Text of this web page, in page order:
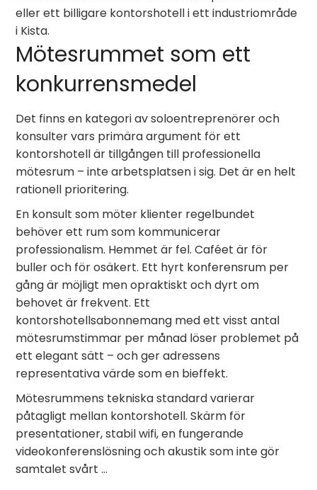
eller ett billigare kontorshotell i ett industriområde
i Kista.
Mötesrummet som ett
konkurrensmedel
Det finns en kategori av soloentreprenörer och
konsulter vars primära argument för ett
kontorshotell är tillgången till professionella
mötesrum – inte arbetsplatsen i sig. Det är en helt
rationell prioritering.
En konsult som möter klienter regelbundet
behöver ett rum som kommunicerar
professionalism. Hemmet är fel. Caféet är för
buller och för osäkert. Ett hyrt konferensrum per
gång är möjligt men opraktiskt och dyrt om
behovet är frekvent. Ett
kontorshotellsabonnemang med ett visst antal
mötesrumstimmar per månad löser problemet på
ett elegant sätt – och ger adressens
representativa värde som en bieffekt.
Mötesrummens tekniska standard varierar
påtagligt mellan kontorshotell. Skärm för
presentationer, stabil wifi, en fungerande
videokonferenslösning och akustik som inte gör
samtalet svårt …